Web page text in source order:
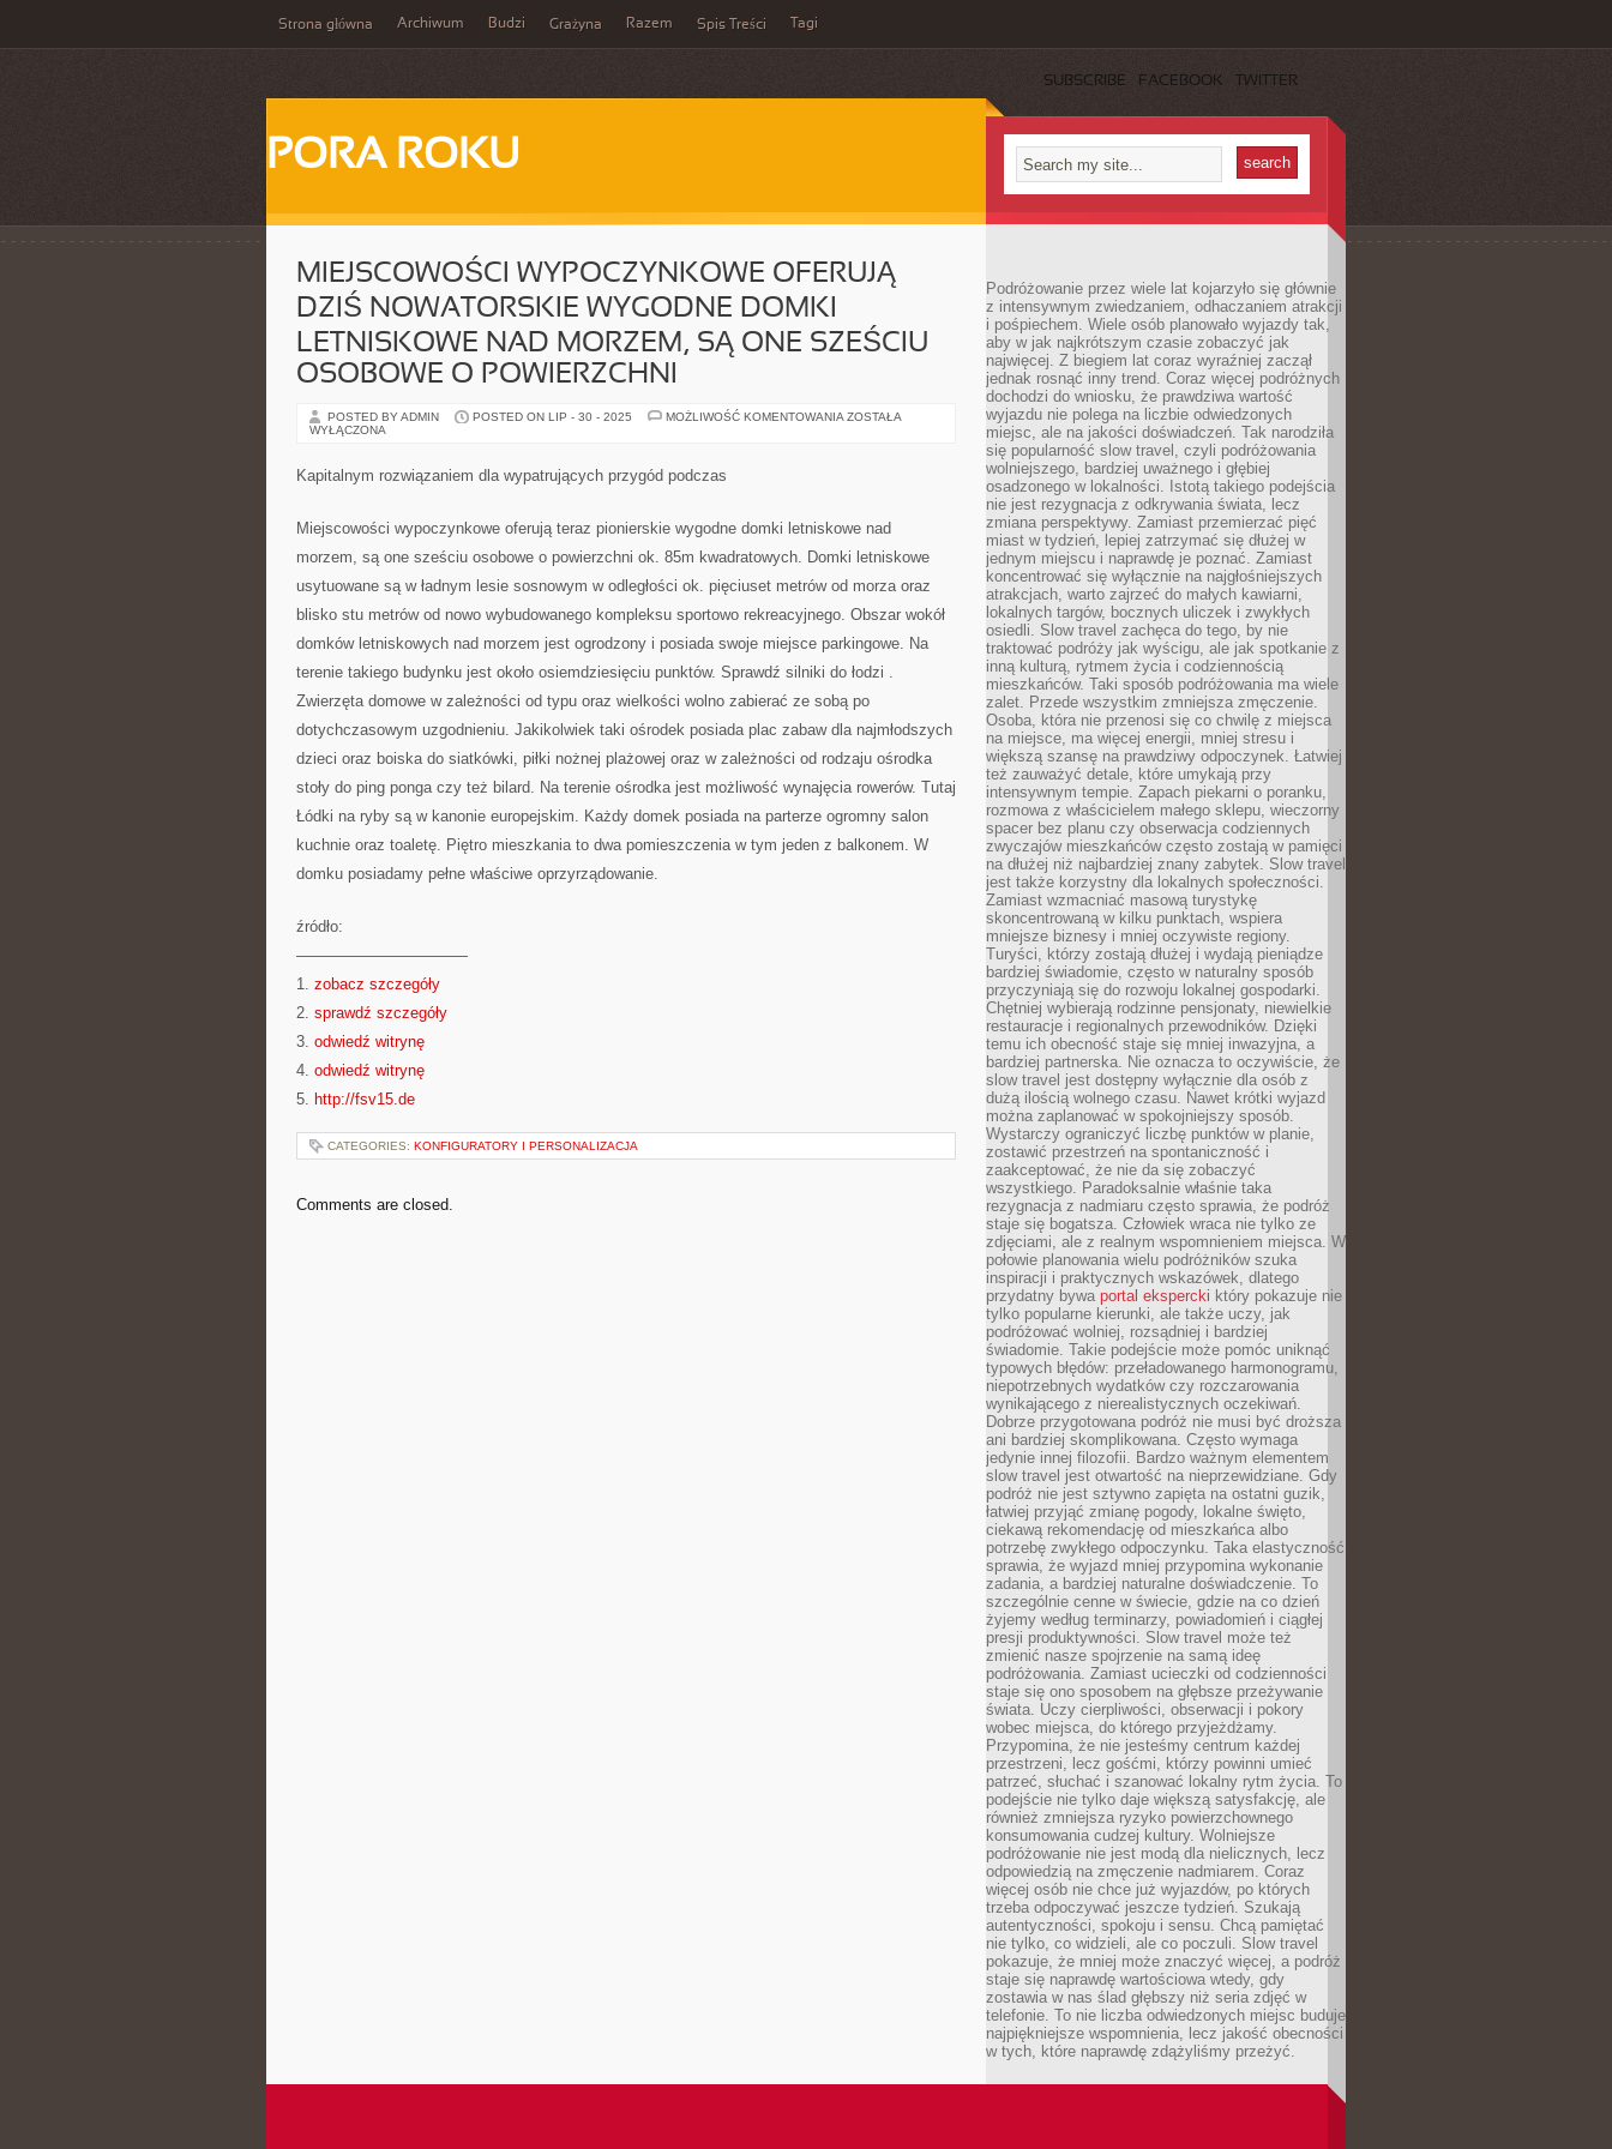
Strona główna Archiwum Budzi Grażyna Razem Spis Treści Tagi
SUBSCRIBE FACEBOOK TWITTER
PORA ROKU
MIEJSCOWOŚCI WYPOCZYNKOWE OFERUJĄ
DZIŚ NOWATORSKIE WYGODNE DOMKI
LETNISKOWE NAD MORZEM, SĄ ONE SZEŚCIU
OSOBOWE O POWIERZCHNI
POSTED BY ADMIN POSTED ON LIP - 30 - 2025 MOŻLIWOŚĆ KOMENTOWANIA MIEJSCOWOŚCI
MORZEM,
ONE
OSOBOWE
POWIERZCHNI
ZOSTAŁA
WYŁĄCZONA
Kapitalnym rozwiązaniem dla wypatrujących przygód podczas
Miejscowości wypoczynkowe oferują teraz pionierskie wygodne domki letniskowe nad
morzem, są one sześciu osobowe o powierzchni ok. 85m kwadratowych. Domki letniskowe
usytuowane są w ładnym lesie sosnowym w odległości ok. pięciuset metrów od morza oraz
blisko stu metrów od nowo wybudowanego kompleksu sportowo rekreacyjnego. Obszar wokół
domków letniskowych nad morzem jest ogrodzony i posiada swoje miejsce parkingowe. Na
terenie takiego budynku jest około osiemdziesięciu punktów. Sprawdź silniki do łodzi .
Zwierzęta domowe w zależności od typu oraz wielkości wolno zabierać ze sobą po
dotychczasowym uzgodnieniu. Jakikolwiek taki ośrodek posiada plac zabaw dla najmłodszych
dzieci oraz boiska do siatkówki, piłki nożnej plażowej oraz w zależności od rodzaju ośrodka
stoły do ping ponga czy też bilard. Na terenie ośrodka jest możliwość wynajęcia rowerów. Tutaj
Łódki na ryby są w kanonie europejskim. Każdy domek posiada na parterze ogromny salon
kuchnie oraz toaletę. Piętro mieszkania to dwa pomieszczenia w tym jeden z balkonem. W
domku posiadamy pełne właściwe oprzyrządowanie.
źródło:
———————————
1. zobacz szczegóły
2. sprawdź szczegóły
3. odwiedź witrynę
4. odwiedź witrynę
5. http://fsv15.de
CATEGORIES: KONFIGURATORY I PERSONALIZACJA
Comments are closed.
Podróżowanie przez wiele lat kojarzyło się głównie
z intensywnym zwiedzaniem, odhaczaniem atrakcji
i pośpiechem. Wiele osób planowało wyjazdy tak,
aby w jak najkrótszym czasie zobaczyć jak
najwięcej. Z biegiem lat coraz wyraźniej zaczął
jednak rosnąć inny trend. Coraz więcej podróżnych
dochodzi do wniosku, że prawdziwa wartość
wyjazdu nie polega na liczbie odwiedzonych
miejsc, ale na jakości doświadczeń. Tak narodziła
się popularność slow travel, czyli podróżowania
wolniejszego, bardziej uważnego i głębiej
osadzonego w lokalności. Istotą takiego podejścia
nie jest rezygnacja z odkrywania świata, lecz
zmiana perspektywy. Zamiast przemierzać pięć
miast w tydzień, lepiej zatrzymać się dłużej w
jednym miejscu i naprawdę je poznać. Zamiast
koncentrować się wyłącznie na najgłośniejszych
atrakcjach, warto zajrzeć do małych kawiarni,
lokalnych targów, bocznych uliczek i zwykłych
osiedli. Slow travel zachęca do tego, by nie
traktować podróży jak wyścigu, ale jak spotkanie z
inną kulturą, rytmem życia i codziennością
mieszkańców. Taki sposób podróżowania ma wiele
zalet. Przede wszystkim zmniejsza zmęczenie.
Osoba, która nie przenosi się co chwilę z miejsca
na miejsce, ma więcej energii, mniej stresu i
większą szansę na prawdziwy odpoczynek. Łatwiej
też zauważyć detale, które umykają przy
intensywnym tempie. Zapach piekarni o poranku,
rozmowa z właścicielem małego sklepu, wieczorny
spacer bez planu czy obserwacja codziennych
zwyczajów mieszkańców często zostają w pamięci
na dłużej niż najbardziej znany zabytek. Slow travel
jest także korzystny dla lokalnych społeczności.
Zamiast wzmacniać masową turystykę
skoncentrowaną w kilku punktach, wspiera
mniejsze biznesy i mniej oczywiste regiony.
Turyści, którzy zostają dłużej i wydają pieniądze
bardziej świadomie, często w naturalny sposób
przyczyniają się do rozwoju lokalnej gospodarki.
Chętniej wybierają rodzinne pensjonaty, niewielkie
restauracje i regionalnych przewodników. Dzięki
temu ich obecność staje się mniej inwazyjna, a
bardziej partnerska. Nie oznacza to oczywiście, że
slow travel jest dostępny wyłącznie dla osób z
dużą ilością wolnego czasu. Nawet krótki wyjazd
można zaplanować w spokojniejszy sposób.
Wystarczy ograniczyć liczbę punktów w planie,
zostawić przestrzeń na spontaniczność i
zaakceptować, że nie da się zobaczyć
wszystkiego. Paradoksalnie właśnie taka
rezygnacja z nadmiaru często sprawia, że podróż
staje się bogatsza. Człowiek wraca nie tylko ze
zdjęciami, ale z realnym wspomnieniem miejsca. W
połowie planowania wielu podróżników szuka
inspiracji i praktycznych wskazówek, dlatego
przydatny bywa portal ekspercki który pokazuje nie
tylko popularne kierunki, ale także uczy, jak
podróżować wolniej, rozsądniej i bardziej
świadomie. Takie podejście może pomóc uniknąć
typowych błędów: przeładowanego harmonogramu,
niepotrzebnych wydatków czy rozczarowania
wynikającego z nierealistycznych oczekiwań.
Dobrze przygotowana podróż nie musi być droższa
ani bardziej skomplikowana. Często wymaga
jedynie innej filozofii. Bardzo ważnym elementem
slow travel jest otwartość na nieprzewidziane. Gdy
podróż nie jest sztywno zapięta na ostatni guzik,
łatwiej przyjąć zmianę pogody, lokalne święto,
ciekawą rekomendację od mieszkańca albo
potrzebę zwykłego odpoczynku. Taka elastyczność
sprawia, że wyjazd mniej przypomina wykonanie
zadania, a bardziej naturalne doświadczenie. To
szczególnie cenne w świecie, gdzie na co dzień
żyjemy według terminarzy, powiadomień i ciągłej
presji produktywności. Slow travel może też
zmienić nasze spojrzenie na samą ideę
podróżowania. Zamiast ucieczki od codzienności
staje się ono sposobem na głębsze przeżywanie
świata. Uczy cierpliwości, obserwacji i pokory
wobec miejsca, do którego przyjeżdżamy.
Przypomina, że nie jesteśmy centrum każdej
przestrzeni, lecz gośćmi, którzy powinni umieć
patrzeć, słuchać i szanować lokalny rytm życia. To
podejście nie tylko daje większą satysfakcję, ale
również zmniejsza ryzyko powierzchownego
konsumowania cudzej kultury. Wolniejsze
podróżowanie nie jest modą dla nielicznych, lecz
odpowiedzią na zmęczenie nadmiarem. Coraz
więcej osób nie chce już wyjazdów, po których
trzeba odpoczywać jeszcze tydzień. Szukają
autentyczności, spokoju i sensu. Chcą pamiętać
nie tylko, co widzieli, ale co poczuli. Slow travel
pokazuje, że mniej może znaczyć więcej, a podróż
staje się naprawdę wartościowa wtedy, gdy
zostawia w nas ślad głębszy niż seria zdjęć w
telefonie. To nie liczba odwiedzonych miejsc buduje
najpiękniejsze wspomnienia, lecz jakość obecności
w tych, które naprawdę zdążyliśmy przeżyć.